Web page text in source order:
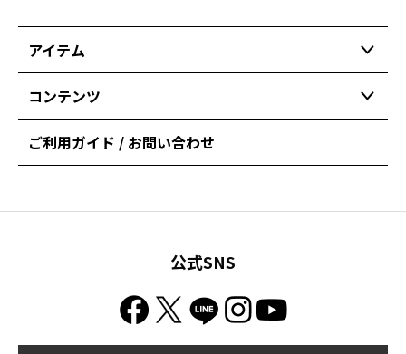
アイテム
コンテンツ
ご利用ガイド / お問い合わせ
公式SNS